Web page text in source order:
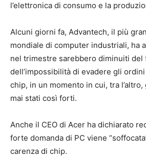
l’elettronica di consumo e la
Alcuni giorni fa, Advantech, il più
mondiale di computer industriali, ha
nel trimestre sarebbero diminuiti del
dell’impossibilità di evadere gli
chip, in un momento in cui, tra
mai stati così forti.
Anche il CEO di Acer ha dichiarato
forte domanda di PC viene
carenza di chip.